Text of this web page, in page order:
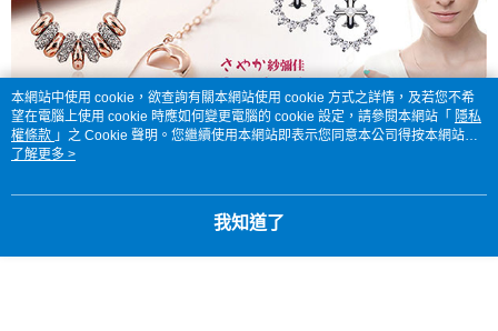
本網站中使用 cookie，欲查詢有關本網站使用 cookie 方式之詳情，及若您不希
望在電腦上使用 cookie 時應如何變更電腦的 cookie 設定，請參閱本網站「 隱私
權條款 」之 Cookie 聲明。您繼續使用本網站即表示您同意本公司得按本網站使
用條款之 Cookie 聲明使用 cookie。
了解更多 >
我知道了